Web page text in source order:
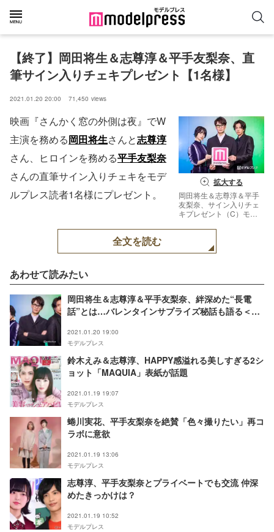
【終了】岡田将生＆志尊淳＆平手友梨奈、直
筆サイン入りチェキプレゼント【1名様】
2021.01.20 20:00 71,450 views
拡大する
岡田将生＆志尊淳＆平手
友梨奈、サイン入りチェ
キプレゼント（C）モデ
映画『さんかく窓の外側は夜』でW
主演を務める岡田将生さんと志尊淳
さん、ヒロインを務める平手友梨奈
さんの直筆サイン入りチェキをモデ
ルプレス読者1名様にプレゼント。
全文を読む
あわせて読みたい
岡田将生＆志尊淳＆平手友梨奈、絆深めた“長電
話”とは…バレンタインサプライズ秘話も語る＜
2021.01.20 19:00
モデルプレス
鈴木えみ＆志尊淳、HAPPY感溢れる美しすぎる2シ
ョット「MAQUIA」表紙が話題
2021.01.19 19:07
モデルプレス
蜷川実花、平手友梨奈を絶賛「色々撮りたい」再コ
ラボに意欲
2021.01.19 13:06
モデルプレス
志尊淳、平手友梨奈とプライベートでも交流 仲深
めたきっかけは？
2021.01.19 10:52
モデルプレス